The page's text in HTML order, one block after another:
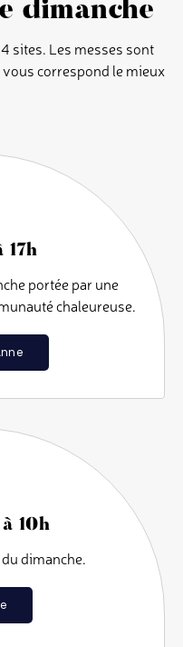
dimanche
sites. Les messes sont
correspond le mieux
17h
portée par une
chaleureuse.
10h
dimanche.